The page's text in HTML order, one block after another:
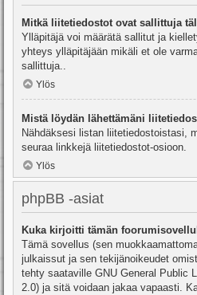
Mitkä liitetiedostot ovat sallittuja
Ylläpitäjä voi määrätä sallitut ja
yhteys ylläpitäjään mikäli et ole
sallittuja..
Ylös
Mistä löydän lähettämäni
Nähdäksesi listan liitetiedostoistasi,
seuraa linkkejä liitetiedostot-osioon.
Ylös
phpBB -asiat
Kuka kirjoitti tämän
Tämä sovellus (sen
julkaissut ja sen tekijänoikeudet
tehty saataville GNU General Public
2.0) ja sitä voidaan jakaa vapaasti.